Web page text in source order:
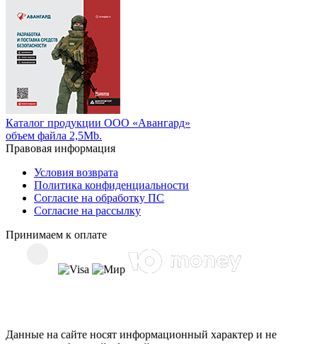
Каталог продукции ООО «Авангард»
объем файла 2,5Mb.
Правовая информация
Условия возврата
Политика конфиденциальности
Согласие на обработку ПС
Согласие на рассылку
Принимаем к оплате
Данные на сайте носят информационный характер и не